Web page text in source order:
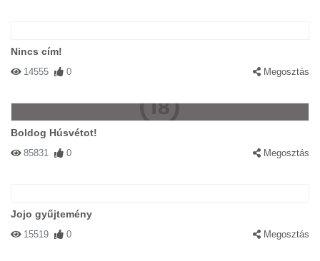
Nincs cím!
14555 0 Megosztás
Boldog Húsvétot!
85831 0 Megosztás
Jojo gyűjtemény
15519 0 Megosztás